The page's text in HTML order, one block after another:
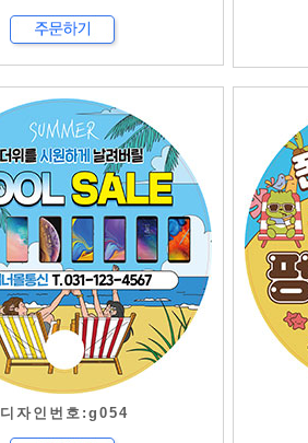
디자인번호:g054